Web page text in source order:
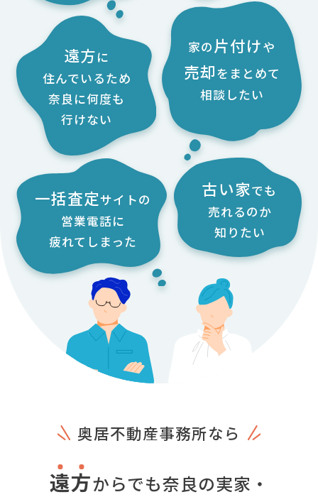
家の 片付けや
売却を まとめて
相談したい
遠方に
住んでいるため
奈良に何度も
行けない
古い家でも
売れるのか
知りたい
一括査定サイトの
営業電話に
疲れてしまった
奥居不動産事務所なら
遠方からでも奈良の実家・
物件場所：奈良県奈良市
ご依頼者住まい：宮城県
売却期間：６ヶ月
で、書類は郵送対応としました。
最終引渡しの際には奈良までお越し（ご高
齢の本人ではなく代理人で対応）いただき
ましたが無事にお引渡し出来ました。
ご依頼者の声
古い建物でしたが、リフォームして住んでい
ただけるお客様を見つけてもらって感謝して
います。
建物の取壊しも覚悟していましたが、やは
り寂しい気持ちになるので今回は親も喜ん
でおりました。
物件場所：奈良県生駒市
ご依頼者住まい：北海道
売却期間：１０ヶ月
合わなかったりと難航しました。
時間はかかりましたが、地元の建売業者か
ら打診が入って条件的に同意に至りまし
た。
ご依頼者の声
時間をかけて販売活動をしてもらえたので、
当初の価格よりは低くなりましたが納得の
売却となりました。
遠方に住む我々のために、可能な限りスケ
ジュール調整をしていただきありがとうござ
います。
物件場所：奈良県橿原市
ご依頼者住まい：京都市内
売却期間：３ヶ月
ご依頼者の声
サラリーマンですが、収益不動産の投資に
興味を持ってこの物件で２件目でした。２
件とも奥居さんにお世話になっています
が、この物件は十分にインカムゲインを得
たうえにキャピタルゲインも確保してもらっ
て感謝しています。外壁修理などが心配にな
って売却を選択しました。